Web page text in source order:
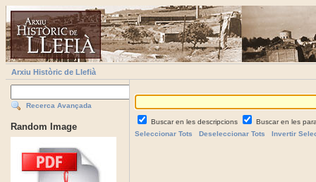
Arxiu Històric de Llefià
Recerca Avançada
Random Image Buscar en les descripcions
Buscar en les
Seleccionar Tots
Deseleccionar Tots Invertir